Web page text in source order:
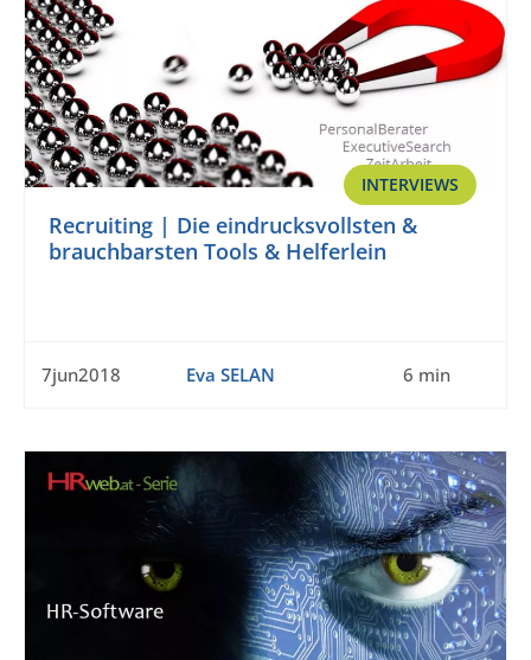
INTERVIEWS
Recruiting | Die eindrucksvollsten &
brauchbarsten Tools & Helferlein
7jun2018 Eva SELAN 6 min